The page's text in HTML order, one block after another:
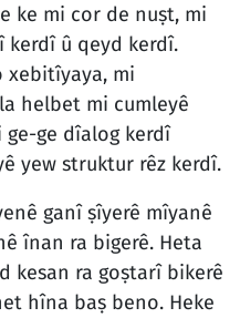
ke mi cor de nuṣt, mi
kerdî û qeyd kerdî.
xebitîyaya, mi
helbet mi cumleyê
ge-ge dîalog kerdî
yew struktur rêz kerdî.
ganî ṣîyerê mîyanê
înan ra bigerê. Heta
kesan ra goṣtarî bikerê
hîna baṣ beno. Heke